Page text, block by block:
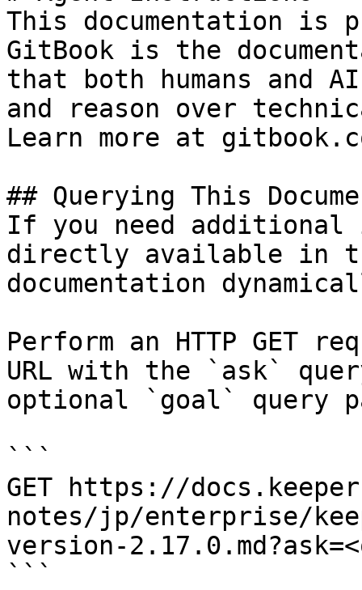
This documentation is
GitBook is the
that both humans and
and reason over
Learn more at
## Querying This
If you need
directly available in
documentation
Perform an HTTP GET
URL with the `ask`
optional `goal` query
```
GET https://
notes/jp/enterprise/
version-
```